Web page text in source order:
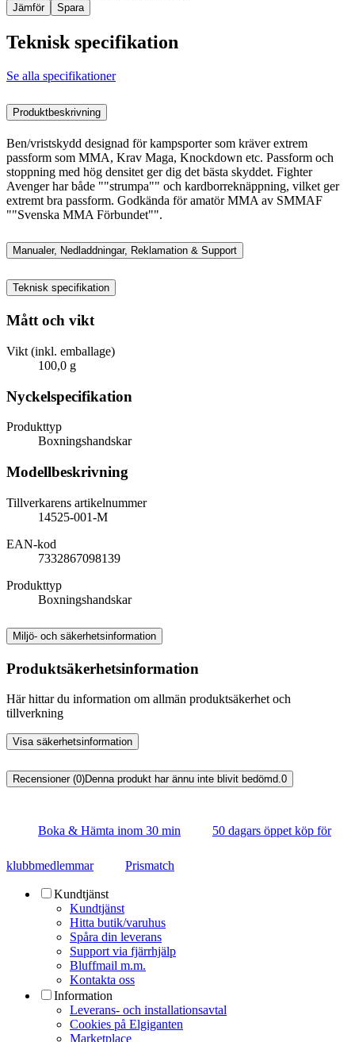
Jämför Spara
Teknisk specifikation
Se alla specifikationer
Produktbeskrivning
Ben/vristskydd designad för kampsporter som kräver extrem
passform som MMA, Krav Maga, Knockdown etc. Passform och
stoppning med hög densitet ger dig det bästa skyddet. Fighter
Avenger har både ""strumpa"" och kardborreknäppning, vilket ger
extremt bra passform. Godkända för amatör MMA av SMMAF
""Svenska MMA Förbundet"".
Manualer, Nedladdningar, Reklamation & Support
Teknisk specifikation
Mått och vikt
Vikt (inkl. emballage)
100,0 g
Nyckelspecifikation
Produkttyp
Boxningshandskar
Modellbeskrivning
Tillverkarens artikelnummer
14525-001-M
EAN-kod
7332867098139
Produkttyp
Boxningshandskar
Miljö- och säkerhetsinformation
Produktsäkerhetsinformation
Här hittar du information om allmän produktsäkerhet och
tillverkning
Visa säkerhetsinformation
Recensioner (0)Denna produkt har ännu inte blivit bedömd.0
Boka & Hämta inom 30 min 50 dagars öppet köp för
klubbmedlemmar Prismatch
Kundtjänst
Kundtjänst
Hitta butik/varuhus
Spåra din leverans
Support via fjärrhjälp
Bluffmail m.m.
Kontakta oss
Information
Leverans- och installationsavtal
Cookies på Elgiganten
Marketplace